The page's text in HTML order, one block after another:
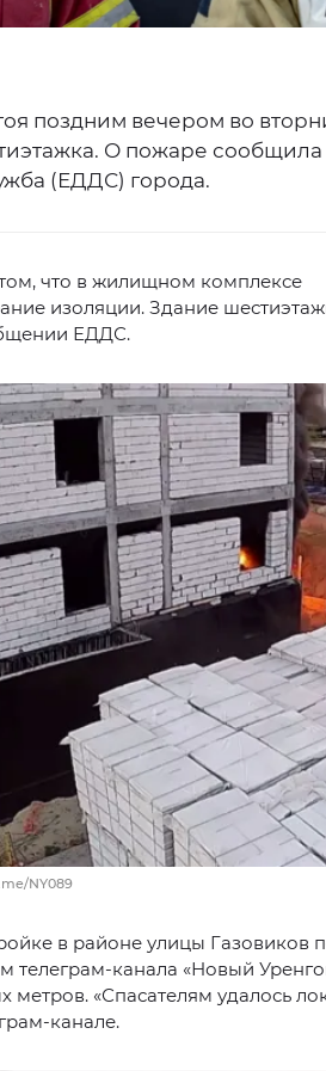
поздним вечером во
О пожаре
(ЕДДС) города.
что в жилищном комплексе
изоляции. Здание
ЕДДС.
NY089
в районе улицы Газовиков
телеграм-канала «Новый
метров. «Спасателям удалось
канале.